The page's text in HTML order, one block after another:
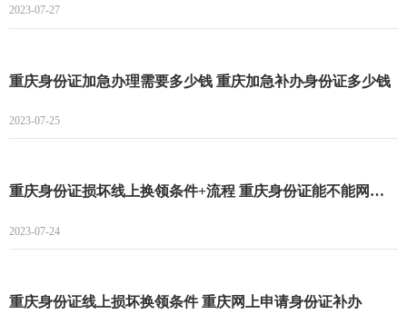
2023-07-27
重庆身份证加急办理需要多少钱 重庆加急补办身份证多少钱
2023-07-25
重庆身份证损坏线上换领条件+流程 重庆身份证能不能网上补办
2023-07-24
重庆身份证线上损坏换领条件 重庆网上申请身份证补办